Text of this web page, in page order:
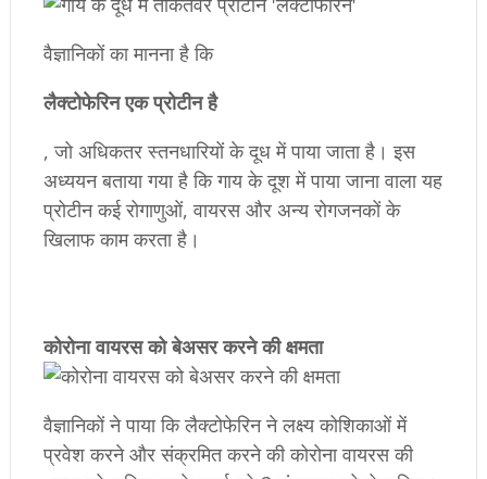
वैज्ञानिकों का मानना है कि
लैक्टोफेरिन एक प्रोटीन है
, जो अधिकतर स्तनधारियों के दूध में पाया जाता है। इस
अध्ययन बताया गया है कि गाय के दूश में पाया जाना वाला यह
प्रोटीन कई रोगाणुओं, वायरस और अन्य रोगजनकों के
खिलाफ काम करता है।
कोरोना वायरस को बेअसर करने की क्षमता
वैज्ञानिकों ने पाया कि लैक्टोफेरिन ने लक्ष्य कोशिकाओं में
प्रवेश करने और संक्रमित करने की कोरोना वायरस की